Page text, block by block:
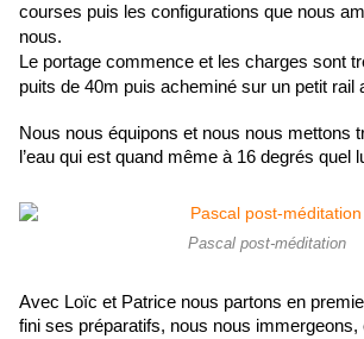
courses puis les configurations que nous
nous.
Le portage commence et les charges sont
puits de 40m puis acheminé sur un petit rail
Nous nous équipons et nous nous mettons
l’eau qui est quand même à 16 degrés quel
Pascal post-méditation
Avec Loïc et Patrice nous partons en
fini ses préparatifs, nous nous immergeons,